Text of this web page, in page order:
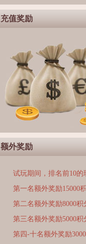
充值奖励
额外奖励
试玩期间，排名前10
第一名额外奖励15000
第二名额外奖励8000积
第三名额外奖励5000积
第四-十名额外奖励